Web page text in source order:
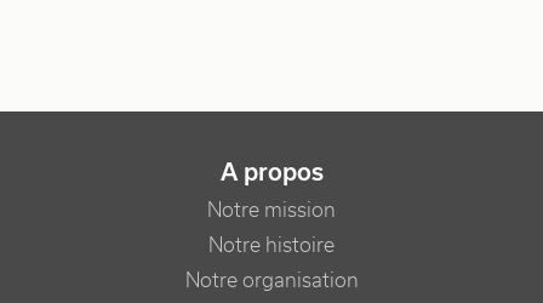
NAVIGATION PRINCIPALE
A propos
Notre mission
Notre histoire
Notre organisation